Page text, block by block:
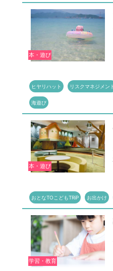
本・遊び
ヒヤリハット リスクマネジメン
海遊び
本・遊び
おとなTOこどもTRiP お出かけ
学習・教育